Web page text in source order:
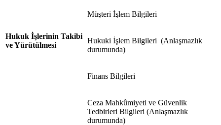
Hukuk İşlerinin Takibi
ve Yürütülmesi
Müşteri İşlem Bilgileri
Hukuki İşlem Bilgileri (Anlaşmazlık
durumunda)
Finans Bilgileri
Ceza Mahkûmiyeti ve Güvenlik
Tedbirleri Bilgileri (Anlaşmazlık
durumunda)